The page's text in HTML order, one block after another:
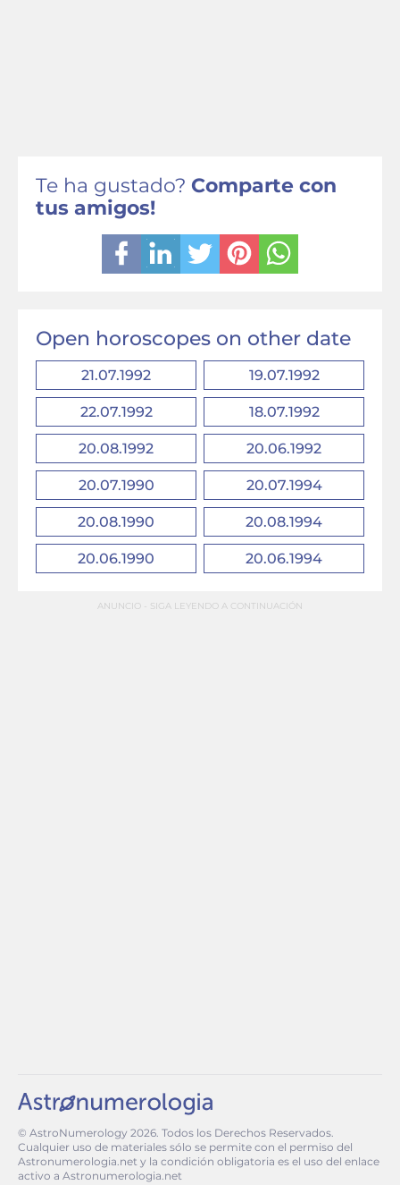
Te ha gustado? Comparte con
tus amigos!
Open horoscopes on other date
21.07.1992 19.07.1992
22.07.1992 18.07.1992
20.08.1992 20.06.1992
20.07.1990 20.07.1994
20.08.1990 20.08.1994
20.06.1990 20.06.1994
ANUNCIO - SIGA LEYENDO A CONTINUACIÓN
© AstroNumerology 2026. Todos los Derechos Reservados.
Cualquier uso de materiales sólo se permite con el permiso del
Astronumerologia.net y la condición obligatoria es el uso del enlace
activo a Astronumerologia.net